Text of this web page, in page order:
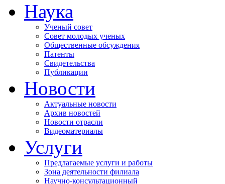
Наука
Ученый совет
Совет молодых ученых
Общественные обсуждения
Патенты
Свидетельства
Публикации
Новости
Актуальные новости
Архив новостей
Новости отрасли
Видеоматериалы
Услуги
Предлагаемые услуги и работы
Зона деятельности филиала
Научно-консультационный